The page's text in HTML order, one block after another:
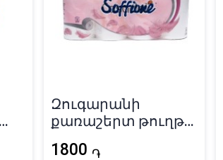
Զուգարանի
քառաշերտ թուղթ
1800 ֏